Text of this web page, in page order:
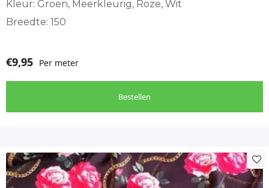
Kleur: Groen, Meerkleurig, Roze, Wit
Breedte: 150
€9,95 Per meter
Bestellen